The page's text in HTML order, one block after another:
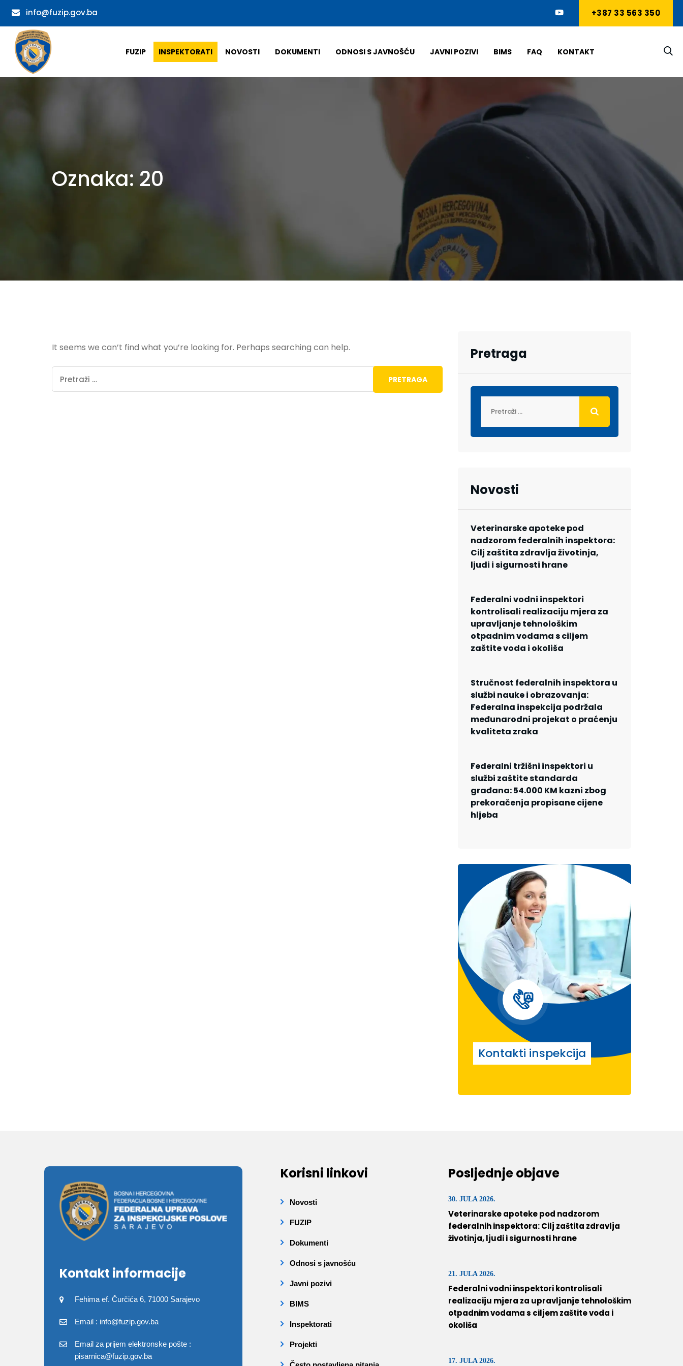
info@fuzip.gov.ba +387 33 563 350
FUZIP INSPEKTORATI NOVOSTI DOKUMENTI ODNOSI S JAVNOŠĆU JAVNI POZIVI BIMS FAQ KONTAKT
Oznaka:20
It seems we can’t find what you’re looking for. Perhaps searching can help. Pretraga
Novosti
Veterinarske apoteke pod
nadzorom federalnih inspektora:
Cilj zaštita zdravlja životinja,
ljudi i sigurnosti hrane
Federalni vodni inspektori
kontrolisali realizaciju mjera za
upravljanje tehnološkim
otpadnim vodama s ciljem
zaštite voda i okoliša
Stručnost federalnih inspektora u
službi nauke i obrazovanja:
Federalna inspekcija podržala
međunarodni projekat o praćenju
kvaliteta zraka
Federalni tržišni inspektori u
službi zaštite standarda
građana: 54.000 KM kazni zbog
prekoračenja propisane cijene
hljeba
Kontakti inspekcija
Kontakt informacije
Fehima ef. Čurčića 6, 71000 Sarajevo
Email : info@fuzip.gov.ba
Email za prijem elektronske pošte :
pisarnica@fuzip.gov.ba
Korisni linkovi
Novosti
FUZIP
Dokumenti
Odnosi s javnošću
Javni pozivi
BIMS
Inspektorati
Projekti
Posljednje objave
30. JULA 2026.
Veterinarske apoteke pod nadzorom
federalnih inspektora: Cilj zaštita zdravlja
životinja, ljudi i sigurnosti hrane
21. JULA 2026.
Federalni vodni inspektori kontrolisali
realizaciju mjera za upravljanje tehnološkim
otpadnim vodama s ciljem zaštite voda i
okoliša
17. JULA 2026.